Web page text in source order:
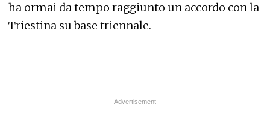
ha ormai da tempo raggiunto un accordo con la
Triestina su base triennale.